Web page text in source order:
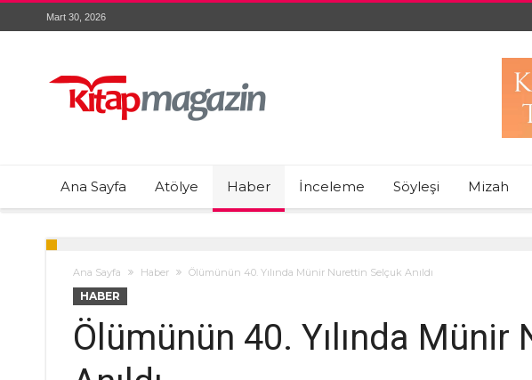
Mart 30, 2026
Ana Sayfa Atölye Haber İnceleme Söyleşi Mizah
Ana Sayfa Haber Ölümünün 40. Yılında Münir Nurettin Selçuk Anıldı
HABER
Ölümünün 40. Yılında